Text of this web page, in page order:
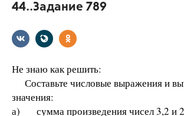
44..Задание 789
Не знаю как решить:
Составьте числовые выражения и
значения:
а) сумма произведения чисел 3,2 и